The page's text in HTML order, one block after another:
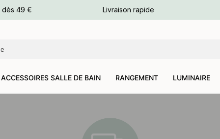
dès 49 € Livraison rapide
ACCESSOIRES SALLE DE BAIN RANGEMENT LUMINAIRE